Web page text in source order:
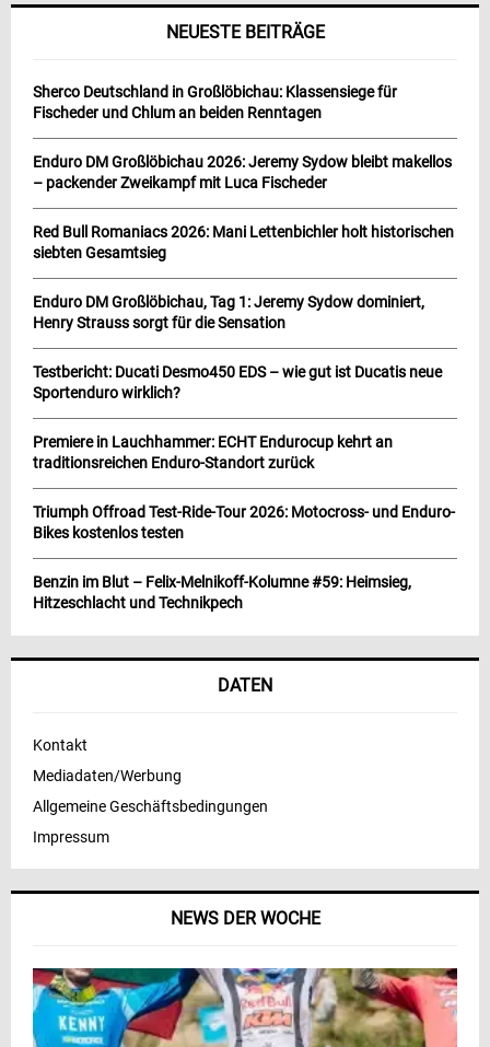
NEWS DER WOCHE
NEUESTE BEITRÄGE
Sherco Deutschland in Großlöbichau: Klassensiege für
Fischeder und Chlum an beiden Renntagen
Enduro DM Großlöbichau 2026: Jeremy Sydow bleibt makellos
– packender Zweikampf mit Luca Fischeder
Red Bull Romaniacs 2026: Mani Lettenbichler holt historischen
siebten Gesamtsieg
Enduro DM Großlöbichau, Tag 1: Jeremy Sydow dominiert,
Henry Strauss sorgt für die Sensation
Testbericht: Ducati Desmo450 EDS – wie gut ist Ducatis neue
Sportenduro wirklich?
Premiere in Lauchhammer: ECHT Endurocup kehrt an
traditionsreichen Enduro-Standort zurück
Triumph Offroad Test-Ride-Tour 2026: Motocross- und Enduro-
Bikes kostenlos testen
Benzin im Blut – Felix-Melnikoff-Kolumne #59: Heimsieg,
Hitzeschlacht und Technikpech
DATEN
Kontakt
Mediadaten/Werbung
Allgemeine Geschäftsbedingungen
Impressum